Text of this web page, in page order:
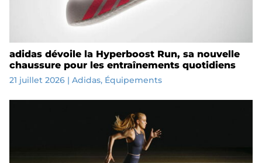
adidas dévoile la Hyperboost Run, sa nouvelle
chaussure pour les entraînements quotidiens
21 juillet 2026| Adidas, Équipements